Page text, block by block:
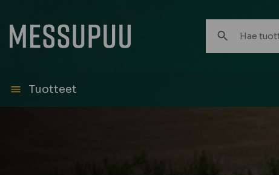
tuotteita:
Tuotteet